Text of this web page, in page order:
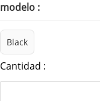
modelo :
Black
Cantidad :